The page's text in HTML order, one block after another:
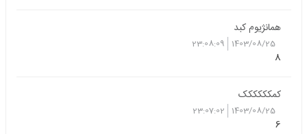
همانژیوم کبد
1403/08/25
23:08:09
8
کمکککککک
1403/08/25
23:07:02
6